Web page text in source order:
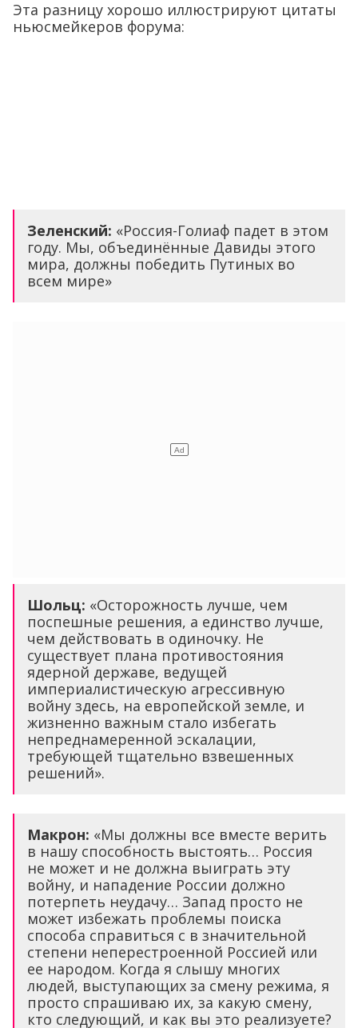
Эта разницу хорошо иллюстрируют цитаты
ньюсмейкеров форума:
Зеленский: «Россия-Голиаф падет в этом
году. Мы, объединённые Давиды этого
мира, должны победить Путиных во
всем мире»
Шольц: «Осторожность лучше, чем
поспешные решения, а единство лучше,
чем действовать в одиночку. Не
существует плана противостояния
ядерной державе, ведущей
империалистическую агрессивную
войну здесь, на европейской земле, и
жизненно важным стало избегать
непреднамеренной эскалации,
требующей тщательно взвешенных
решений».
Макрон: «Мы должны все вместе верить
в нашу способность выстоять… Россия
не может и не должна выиграть эту
войну, и нападение России должно
потерпеть неудачу… Запад просто не
может избежать проблемы поиска
способа справиться с в значительной
степени неперестроенной Россией или
ее народом. Когда я слышу многих
людей, выступающих за смену режима, я
просто спрашиваю их, за какую смену,
кто следующий, и как вы это реализуете?